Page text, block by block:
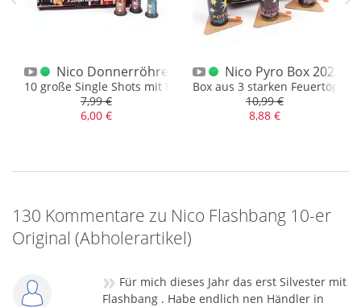
1.3G Abholerartikel
die goldene Majestät
Nico Donnerröhren 10 Stk.
10 große Single Shots mit Feuertopf und Bukett
7,99 €
6,00 €
Nico Pyro Box 2022
Box aus 3 starken
10,99 €
8,88 €
130 Kommentare zu Nico Flashbang 10-er
Original (Abholerartikel)
» Für mich dieses Jahr das erst Silvester mit
Flashbang . Habe endlich nen Händler in